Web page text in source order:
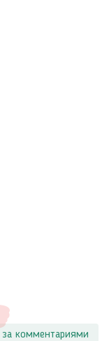
комментариями